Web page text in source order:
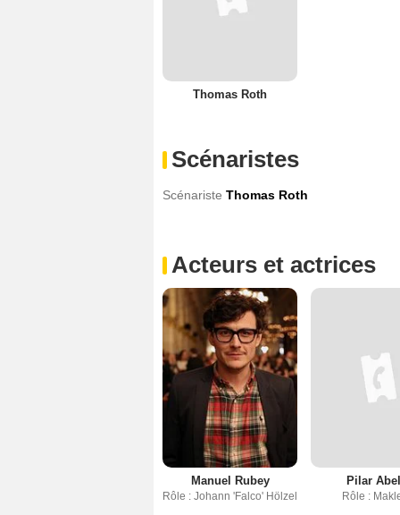
Thomas Roth
Scénaristes
Scénariste Thomas Roth
Acteurs et actrices
Manuel Rubey
Rôle : Johann 'Falco' Hölzel
Pilar
Rôle :